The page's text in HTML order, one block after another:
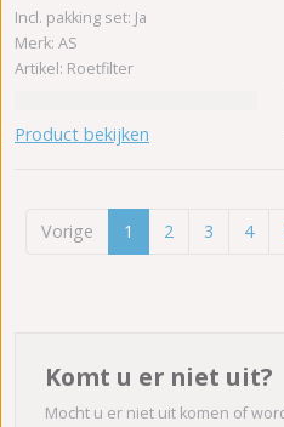
Incl. pakking set: Ja
Merk: AS
Artikel: Roetfilter
Product bekijken
Vorige 1 2 3 4
Komt u er niet uit?
Mocht u er niet uit komen of